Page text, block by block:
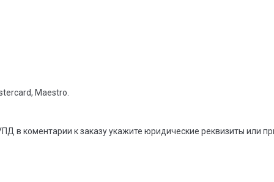
Maestro.
в коментарии к заказу укажите юридические реквизиты или